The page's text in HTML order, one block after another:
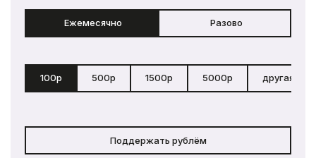
Ежемесячно Разово
100р 500р 1500р 5000р другая
Поддержать рублём